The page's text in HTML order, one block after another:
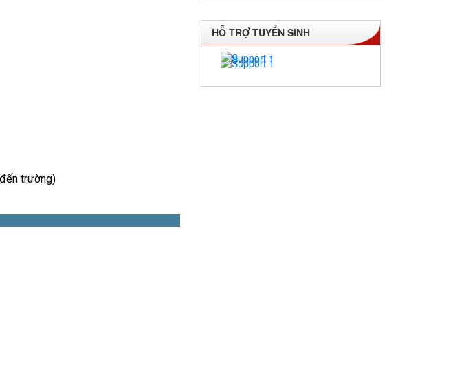
HỖ TRỢ TUYỂN SINH